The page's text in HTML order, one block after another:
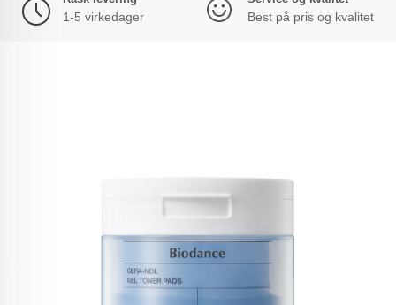
1-5 virkedager Best på pris og kvalitet